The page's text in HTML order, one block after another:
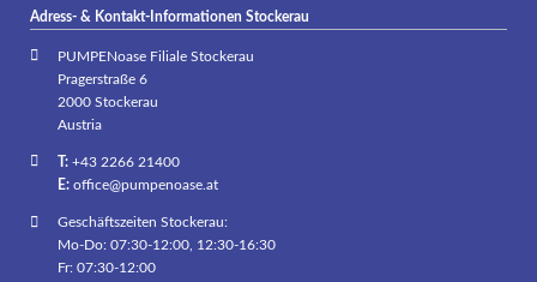
Adress- & Kontakt-Informationen Stockerau
PUMPENoase Filiale Stockerau
Pragerstraße 6
2000 Stockerau
Austria
T:+43 2266 21400
E: office@pumpenoase.at
Geschäftszeiten Stockerau:
Mo-Do: 07:30-12:00, 12:30-16:30
Fr: 07:30-12:00